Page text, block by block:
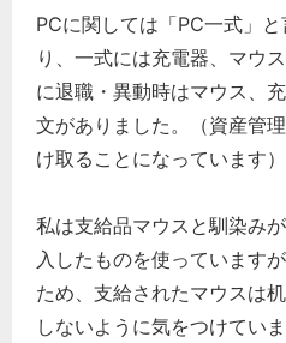
PCに関しては「PC一式」
り、一式には充電器、マウ
に退職・異動時はマウス、
文がありました。（資産管
け取ることになっています）
私は支給品マウスと馴染み
入したものを使っています
ため、支給されたマウスは
しないように気をつけてい